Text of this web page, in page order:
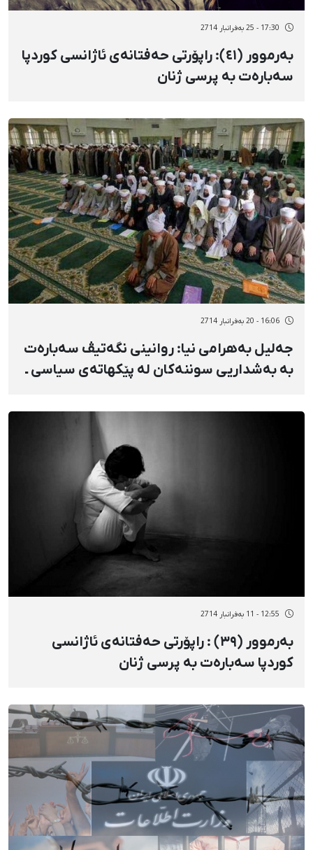
17:30 - 25 بەفرانبار 2714
بەرموور (٤١): راپۆرتی حەفتانەی ئاژانسی کوردپا
سەبارەت بە پرسی ژنان
16:06 - 20 بەفرانبار 2714
جەلیل بەهرامی نیا: روانینی نگەتیڤ سەبارەت
بە بەشداریی سوننەكان لە پێكهاتەی سیاسی ـ
12:55 - 11 بەفرانبار 2714
بەرموور (٣٩) : راپۆرتی حەفتانەی ئاژانسی
کوردپا سەبارەت بە پرسی ژنان